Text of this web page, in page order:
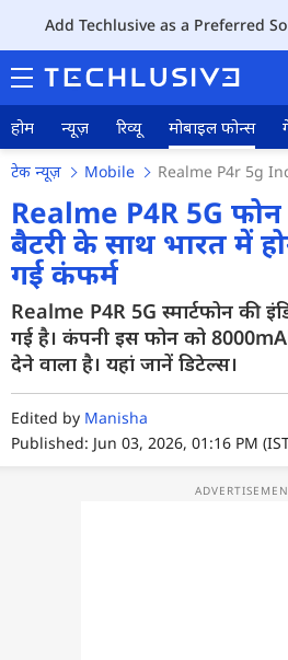
Add Techlusive as a Preferred
होम न्यूज़ रिव्यू मोबाइल फोन्स
होम
न्यूज़
रिव्यू
मोबाइल फोन्स
गेमिंग
टेक न्यूज़ Mobile Realme P4r 5g
Realme P4R 5G
बैटरी के साथ भारत में
गई कंफर्म
Realme P4R 5G स्मार्टफोन की
गई है। कंपनी इस फोन को
देने वाला है। यहां जानें डिटेल्स।
Edited by Manisha
Published: Jun 03, 2026, 01:16 PM